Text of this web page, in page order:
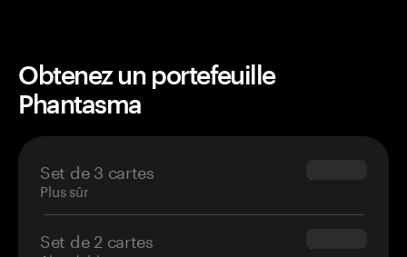
Obtenez un portefeuille
Phantasma
Set de 3 cartes
Plus sûr
$69.90
Set de 2 cartes $54.90